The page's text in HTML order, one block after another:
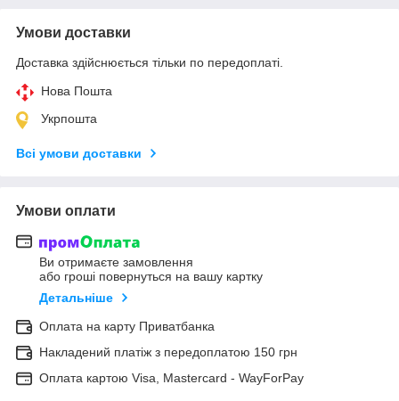
Умови доставки
Доставка здійснюється тільки по передоплаті.
Нова Пошта
Укрпошта
Всі умови доставки
Умови оплати
Ви отримаєте замовлення
або гроші повернуться на вашу картку
Детальніше
Оплата на карту Приватбанка
Накладений платіж з передоплатою 150 грн
Оплата картою Visa, Mastercard - WayForPay